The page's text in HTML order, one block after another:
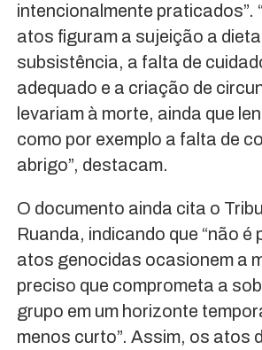
intencionalmente praticados”.
atos figuram a sujeição a
subsistência, a falta de
adequado e a criação de
levariam à morte, ainda que
como por exemplo a falta de
abrigo”, destacam.
O documento ainda cita o
Ruanda, indicando que “não é
atos genocidas ocasionem a
preciso que comprometa a
grupo em um horizonte
menos curto”. Assim, os atos